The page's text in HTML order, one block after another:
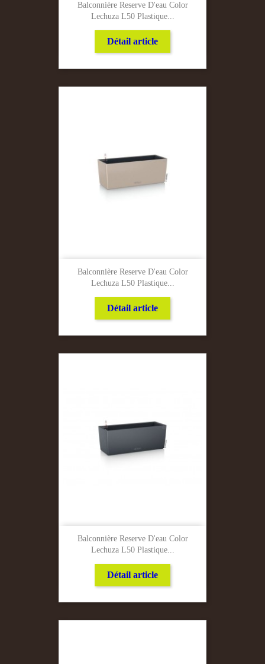
Balconnière Reserve D'eau Color
Lechuza L50 Plastique...
Détail article
Balconnière Reserve D'eau Color
Lechuza L50 Plastique...
Détail article
Balconnière Reserve D'eau Color
Lechuza L50 Plastique...
Détail article